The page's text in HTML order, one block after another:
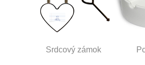
Srdcový zámok